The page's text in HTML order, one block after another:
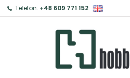
Telefon: +48 609 771 152